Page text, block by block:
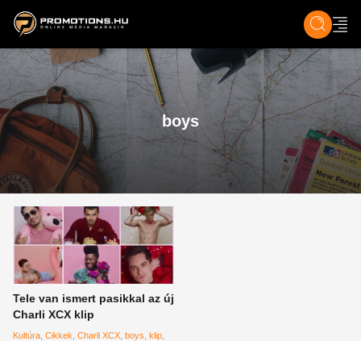
ZENE, FILM & KULT ÉLET TECH &
boys
Tele van ismert pasikkal az új
Charli XCX klip
Kultúra Cikkek Charli XCX boys klip